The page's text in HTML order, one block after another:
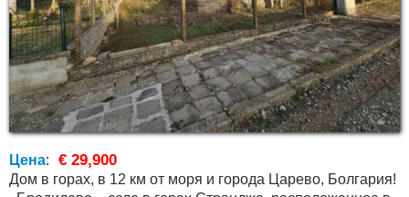
Цена: € 29,900
Дом в горах, в 12 км от моря и города Царево, Болгария!